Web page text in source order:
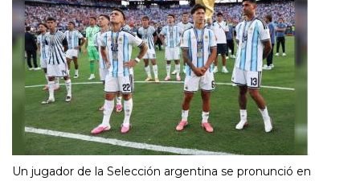
Un jugador de la Selección argentina se pronunció en